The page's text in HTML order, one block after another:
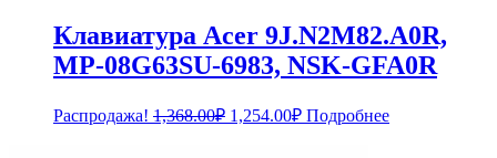
Клавиатура Acer 9J.N2M82.A0R,
MP-08G63SU-6983, NSK-GFA0R
Распродажа! 1,368.00₽ Первоначальная
1,254.00₽Текущая
цена:
Подробнее